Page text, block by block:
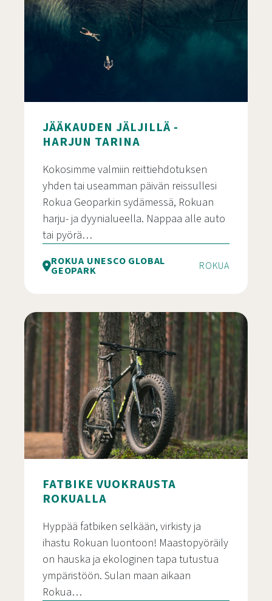
JÄÄKAUDEN JÄLJILLÄ -
HARJUN TARINA
Kokosimme valmiin reittiehdotuksen
yhden tai useamman päivän reissullesi
Rokua Geoparkin sydämessä, Rokuan
harju- ja dyynialueella. Nappaa alle auto
tai pyörä…
ROKUA UNESCO GLOBAL
GEOPARK ROKUA
FATBIKE VUOKRAUSTA
ROKUALLA
Hyppää fatbiken selkään, virkisty ja
ihastu Rokuan luontoon! Maastopyöräily
on hauska ja ekologinen tapa tutustua
ympäristöön. Sulan maan aikaan
Rokua…